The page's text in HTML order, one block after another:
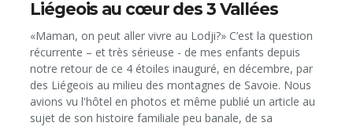
Liégeois au cœur des 3 Vallées
«Maman, on peut aller vivre au Lodji?» C’est la question
récurrente – et très sérieuse - de mes enfants depuis
notre retour de ce 4 étoiles inauguré, en décembre, par
des Liégeois au milieu des montagnes de Savoie. Nous
avions vu l'hôtel en photos et même publié un article au
sujet de son histoire familiale peu banale, de sa